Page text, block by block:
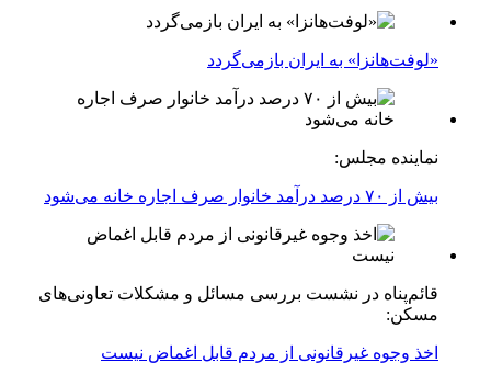
«لوفت‌هانزا» به ایران بازمی‌گردد
نماینده مجلس:
بیش از ۷۰ درصد درآمد خانوار صرف اجاره خانه می‌شود
قائم‌پناه در نشست بررسی مسائل و مشکلات تعاونی‌های
مسکن:
اخذ وجوه غیرقانونی از مردم قابل اغماض نیست